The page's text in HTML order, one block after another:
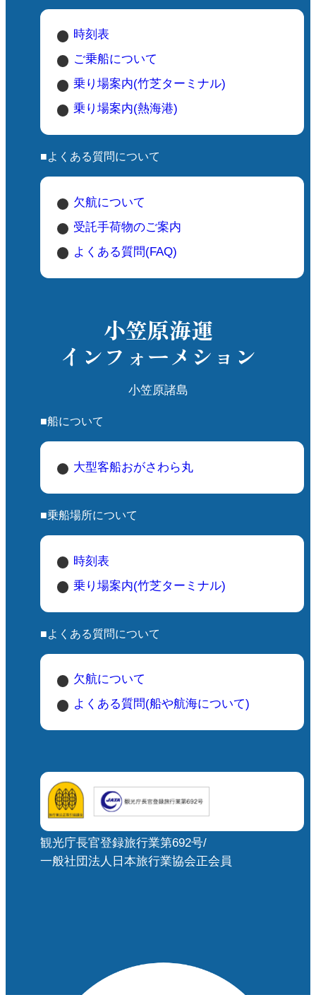
時刻表
ご乗船について
乗り場案内(竹芝ターミナル)
乗り場案内(熱海港)
■よくある質問について
欠航について
受託手荷物のご案内
よくある質問(FAQ)
小笠原海運
インフォーメション
小笠原諸島
■船について
大型客船おがさわら丸
■乗船場所について
時刻表
乗り場案内(竹芝ターミナル)
■よくある質問について
欠航について
よくある質問(船や航海について)
観光庁長官登録旅行業第692号/
一般社団法人日本旅行業協会正会員